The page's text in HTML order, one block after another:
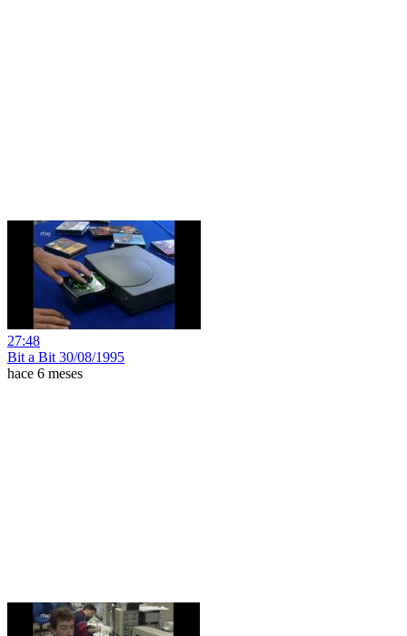
27:48
Bit a Bit 30/08/1995
hace 6 meses